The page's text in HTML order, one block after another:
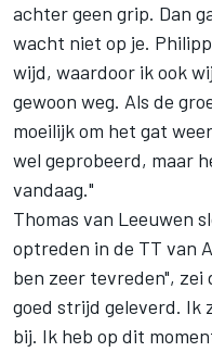
achter geen grip. Dan
wacht niet op je.
wijd, waardoor ik ook
gewoon weg. Als de
moeilijk om het gat
wel geprobeerd, maar
vandaag."
Thomas van Leeuwen
optreden in de TT van
ben zeer tevreden", zei
goed strijd geleverd. Ik
bij. Ik heb op dit